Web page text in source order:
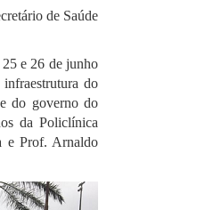
de Saúde
e 26 de junho
do
do governo do
da Policlínica
e Prof. Arnaldo